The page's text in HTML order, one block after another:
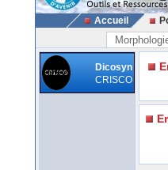
Accueil
Dicosyn
CRISCO